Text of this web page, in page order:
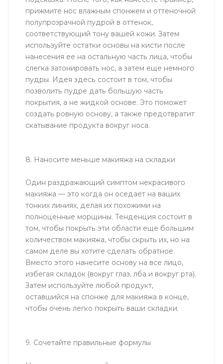
прижмите нос влажным спонжем и оттеночной
полупрозрачной пудрой в оттенок,
соответствующий тону вашей кожи. Затем
используйте остатки основы на кисти после
нанесения ее на остальную часть лица, чтобы
слегка затонировать нос, а затем еще немного
пудры. Идея здесь состоит в том, чтобы
позволить пудре дать большую часть
покрытия, а не жидкой основе. Это поможет
создать ровную основу, а также предотвратит
скатывание продукта вокруг носа.
8. Наносите меньше макияжа на складки
Один раздражающий симптом некрасивого
макияжа — это когда он оседает на ваших
тонких линиях, делая их похожими на
полноценные морщины. Тенденция состоит в
том, чтобы покрыть эти области еще большим
количеством макияжа, чтобы скрыть их, но на
самом деле вы хотите сделать обратное.
Вместо этого нанесите основу на все лицо,
избегая складок (вокруг глаз, лба и вокруг рта).
Затем используйте любой продукт,
оставшийся на спонже для макияжа в конце,
чтобы очень легко покрыть ваши складки.
9. Сочетайте правильные формулы